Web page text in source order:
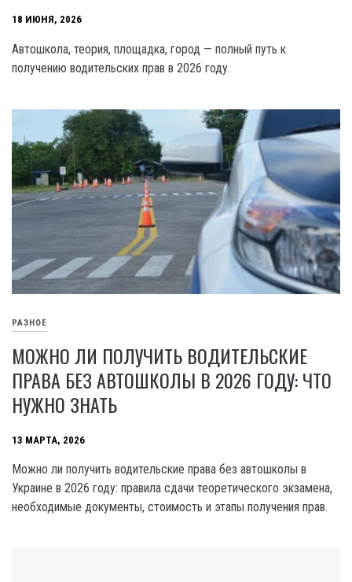
18 ИЮНЯ, 2026
Автошкола, теория, площадка, город — полный путь к
получению водительских прав в 2026 году.
РАЗНОЕ
МОЖНО ЛИ ПОЛУЧИТЬ ВОДИТЕЛЬСКИЕ
ПРАВА БЕЗ АВТОШКОЛЫ В 2026 ГОДУ: ЧТО
НУЖНО ЗНАТЬ
13 МАРТА, 2026
Можно ли получить водительские права без автошколы в
Украине в 2026 году: правила сдачи теоретического экзамена,
необходимые документы, стоимость и этапы получения прав.